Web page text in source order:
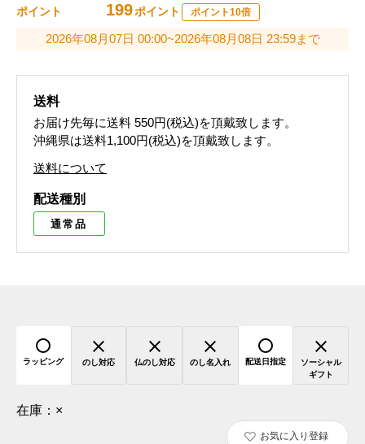
ポイント 199ポイント ポイント10倍
2026年08月07日 00:00~2026年08月08日 23:59まで
送料
お届け先毎に送料 550円(税込)を頂戴致します。
沖縄県は送料1,100円(税込)を頂戴致します。
送料について
配送種別
通常品
ラッピング のし対応 仏のし対応 のし名入れ 配送日指定
ソーシャル
ギフト
在庫： ×
お気に入り登録